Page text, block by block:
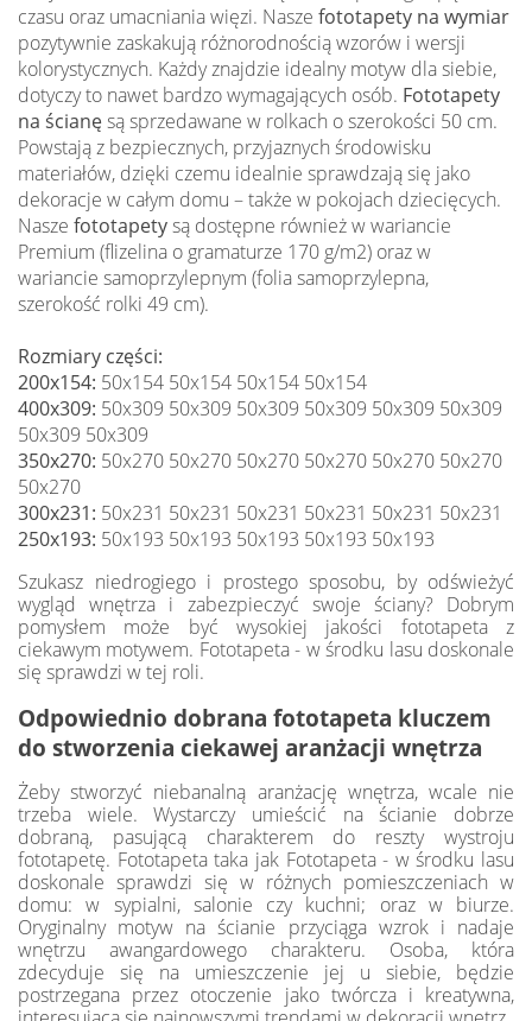
czasu oraz umacniania więzi. Nasze fototapety na wymiar
pozytywnie zaskakują różnorodnością wzorów i wersji
kolorystycznych. Każdy znajdzie idealny motyw dla siebie,
dotyczy to nawet bardzo wymagających osób. Fototapety
na ścianęsą sprzedawane w rolkach o szerokości 50 cm.
Powstają z bezpiecznych, przyjaznych środowisku
materiałów, dzięki czemu idealnie sprawdzają się jako
dekoracje w całym domu – także w pokojach dziecięcych.
Nasze fototapetysą dostępne również w wariancie
Premium (flizelina o gramaturze 170 g/m2) oraz w
wariancie samoprzylepnym (folia samoprzylepna,
szerokość rolki 49 cm).
Rozmiary części:
200x154: 50x154 50x154 50x154 50x154
400x309: 50x309 50x309 50x309 50x309 50x309 50x309
50x309 50x309
350x270: 50x270 50x270 50x270 50x270 50x270 50x270
50x270
300x231: 50x231 50x231 50x231 50x231 50x231 50x231
250x193: 50x193 50x193 50x193 50x193 50x193
Szukasz niedrogiego i prostego sposobu, by odświeżyć
wygląd wnętrza i zabezpieczyć swoje ściany? Dobrym
pomysłem może być wysokiej jakości fototapeta z
ciekawym motywem. Fototapeta - w środku lasu doskonale
się sprawdzi w tej roli.
Odpowiednio dobrana fototapeta kluczem
do stworzenia ciekawej aranżacji wnętrza
Żeby stworzyć niebanalną aranżację wnętrza, wcale nie
trzeba wiele. Wystarczy umieścić na ścianie dobrze
dobraną, pasującą charakterem do reszty wystroju
fototapetę. Fototapeta taka jak Fototapeta - w środku lasu
doskonale sprawdzi się w różnych pomieszczeniach w
domu: w sypialni, salonie czy kuchni; oraz w biurze.
Oryginalny motyw na ścianie przyciąga wzrok i nadaje
wnętrzu awangardowego charakteru. Osoba, która
zdecyduje się na umieszczenie jej u siebie, będzie
postrzegana przez otoczenie jako twórcza i kreatywna,